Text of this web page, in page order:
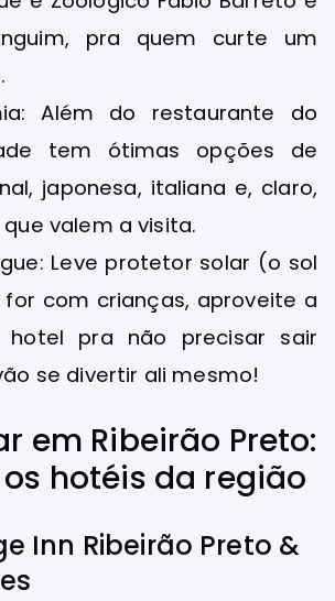
pra quem curte um
Além do restaurante do
tem ótimas opções de
japonesa, italiana e, claro,
valem a visita.
Leve protetor solar (o sol
com crianças, aproveite a
hotel pra não precisar sair
se divertir ali mesmo!
em Ribeirão Preto:
hotéis da região
Inn Ribeirão Preto &